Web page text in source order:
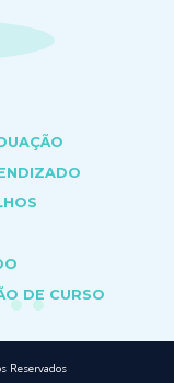
DE CURSO
Reservados